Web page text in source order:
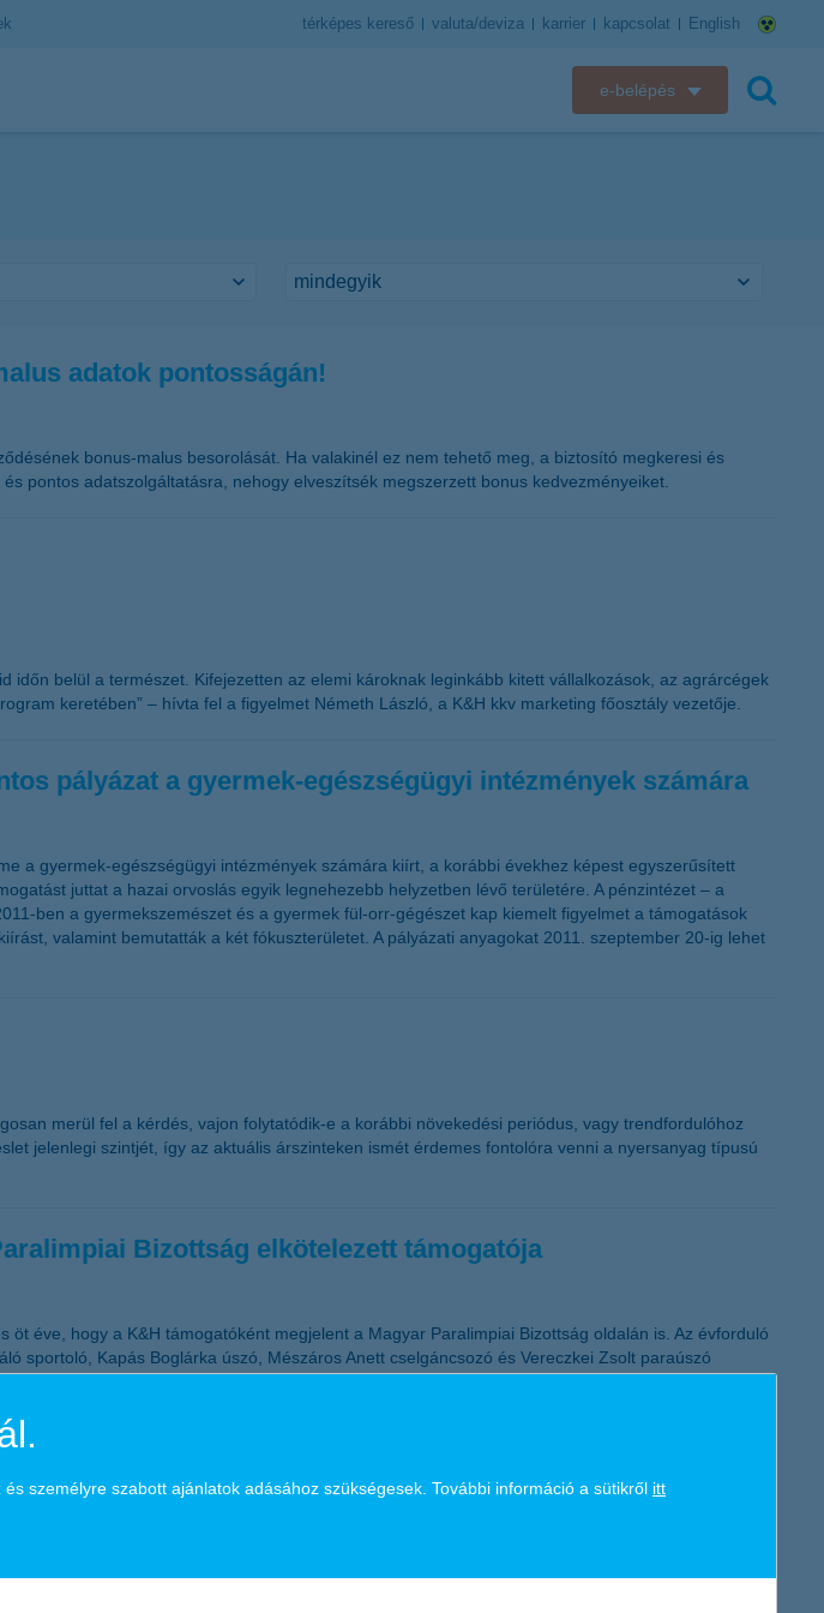
térképes kereső valuta/deviza karrier kapcsolat English
e-belépés
adatok pontosságán!
bonus-malus besorolását. Ha valakinél ez nem tehető meg, a biztosító megkeresi és
pontos adatszolgáltatásra, nehogy elveszítsék megszerzett bonus kedvezményeiket.
belül a természet. Kifejezetten az elemi károknak leginkább kitett vállalkozások, az agrárcégek
keretében” – hívta fel a figyelmet Németh László, a K&H kkv marketing főosztály vezetője.
pályázat a gyermek-egészségügyi intézmények számára
a gyermek-egészségügyi intézmények számára kiírt, a korábbi évekhez képest egyszerűsített
juttat a hazai orvoslás egyik legnehezebb helyzetben lévő területére. A pénzintézet – a
ben a gyermekszemészet és a gyermek fül-orr-gégészet kap kiemelt figyelmet a támogatások
valamint bemutatták a két fókuszterületet. A pályázati anyagokat 2011. szeptember 20-ig lehet
merül fel a kérdés, vajon folytatódik-e a korábbi növekedési periódus, vagy trendfordulóhoz
jelenlegi szintjét, így az aktuális árszinteken ismét érdemes fontolóra venni a nyersanyag típusú
Bizottság elkötelezett támogatója
éve, hogy a K&H támogatóként megjelent a Magyar Paralimpiai Bizottság oldalán is. Az évforduló
sportoló, Kapás Boglárka úszó, Mészáros Anett cselgáncsozó és Vereczkei Zsolt paraúszó
személyre szabott ajánlatok adásához szükségesek. További információ a sütikről itt